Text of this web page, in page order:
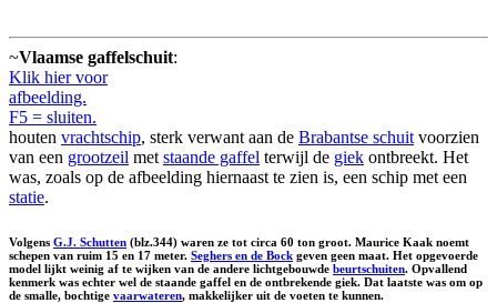
~Vlaamse gaffelschuit:
Klik hier voor
afbeelding.
F5 = sluiten.
houten vrachtschip, sterk verwant aan de Brabantse schuit voorzien
van een grootzeil met staande gaffel terwijl de giek ontbreekt. Het
was, zoals op de afbeelding hiernaast te zien is, een schip met een
statie.
Volgens G.J. Schutten (blz.344) waren ze tot circa 60 ton groot. Maurice Kaak noemt
schepen van ruim 15 en 17 meter. Seghers en de Bock geven geen maat. Het opgevoerde
model lijkt weinig af te wijken van de andere lichtgebouwde beurtschuiten. Opvallend
kenmerk was echter wel de staande gaffel en de ontbrekende giek. Dat laatste was om op
de smalle, bochtige vaarwateren, makkelijker uit de voeten te kunnen.